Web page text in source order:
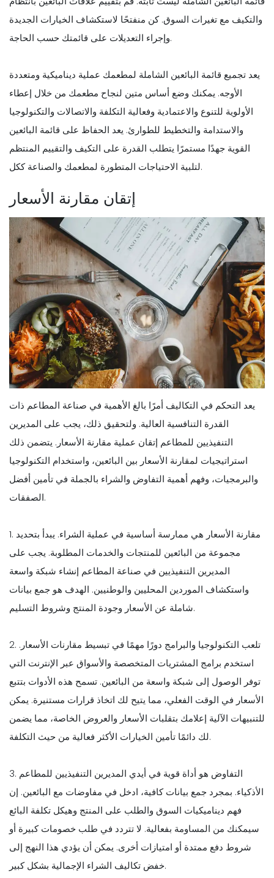
والتكيف مع تغيرات السوق. كن منفتحًا لاستكشاف الخيارات الجديدة
وإجراء التعديلات على قائمتك حسب الحاجة.
يعد تجميع قائمة البائعين الشاملة لمطعمك عملية ديناميكية ومتعددة
الأوجه. يمكنك وضع أساس متين لنجاح مطعمك من خلال إعطاء
الأولوية للتنوع والاعتمادية وفعالية التكلفة والاتصالات والتكنولوجيا
والاستدامة والتخطيط للطوارئ. يعد الحفاظ على قائمة البائعين
القوية جهدًا مستمرًا يتطلب القدرة على التكيف والتقييم المنتظم
لتلبية الاحتياجات المتطورة لمطعمك والصناعة ككل.
إتقان مقارنة الأسعار
يعد التحكم في التكاليف أمرًا بالغ الأهمية في صناعة المطاعم ذات
القدرة التنافسية العالية. ولتحقيق ذلك، يجب على المديرين
التنفيذيين للمطاعم إتقان عملية مقارنة الأسعار. يتضمن ذلك
استراتيجيات لمقارنة الأسعار بين البائعين، واستخدام التكنولوجيا
والبرمجيات، وفهم أهمية التفاوض والشراء بالجملة في تأمين أفضل
الصفقات.
1. مقارنة الأسعار هي ممارسة أساسية في عملية الشراء. يبدأ بتحديد
مجموعة من البائعين للمنتجات والخدمات المطلوبة. يجب على
المديرين التنفيذيين في صناعة المطاعم إنشاء شبكة واسعة
واستكشاف الموردين المحليين والوطنيين. الهدف هو جمع بيانات
شاملة عن الأسعار وجودة المنتج وشروط التسليم.
2. تلعب التكنولوجيا والبرامج دورًا مهمًا في تبسيط مقارنات الأسعار.
استخدم برامج المشتريات المتخصصة والأسواق عبر الإنترنت التي
توفر الوصول إلى شبكة واسعة من البائعين. تسمح هذه الأدوات بتتبع
الأسعار في الوقت الفعلي، مما يتيح لك اتخاذ قرارات مستنيرة. يمكن
للتنبيهات الآلية إعلامك بتقلبات الأسعار والعروض الخاصة، مما يضمن
لك دائمًا تأمين الخيارات الأكثر فعالية من حيث التكلفة.
3. التفاوض هو أداة قوية في أيدي المديرين التنفيذيين للمطاعم
الأذكياء. بمجرد جمع بيانات كافية، ادخل في مفاوضات مع البائعين. إن
فهم ديناميكيات السوق والطلب على المنتج وهيكل تكلفة البائع
سيمكنك من المساومة بفعالية. لا تتردد في طلب خصومات كبيرة أو
شروط دفع ممتدة أو امتيازات أخرى. يمكن أن يؤدي هذا النهج إلى
خفض تكاليف الشراء الإجمالية بشكل كبير.